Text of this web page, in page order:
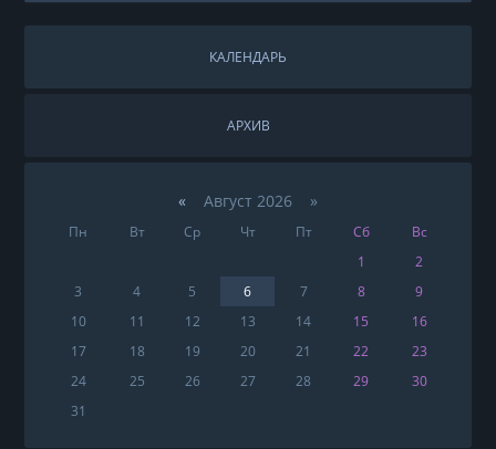
КАЛЕНДАРЬ
АРХИВ
«Август 2026 »
Пн Вт Ср Чт Пт Сб
Вс
1
2
3
4 5 6 7 8
9
10
11 12 13 14 15
16
17
18 19 20 21 22
23
24
25 26 27 28 29
30
31